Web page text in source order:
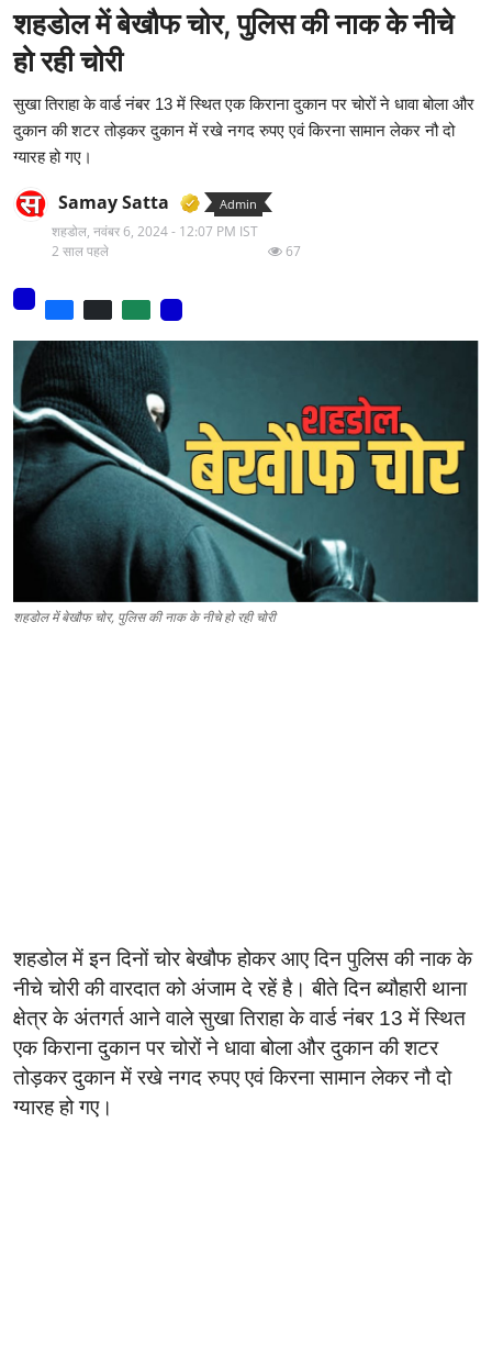
मनोरंजन
वीडियो
लाइफ स्टाइल
नौकरी
टिप्पणी - एक नया लेख
हिन्दी
शहडोल में बेखौफ चोर, पुलिस की नाक के नीचे
हो रही चोरी
सुखा तिराहा के वार्ड नंबर 13 में स्थित एक किराना दुकान पर चोरों ने धावा बोला और
दुकान की शटर तोड़कर दुकान में रखे नगद रुपए एवं किरना सामान लेकर नौ दो
ग्यारह हो गए।
Samay Satta Admin
शहडोल, नवंबर 6, 2024 - 12:07 PM IST
2 साल पहले
67
शहडोल में बेखौफ चोर, पुलिस की नाक के नीचे हो रही चोरी
शहडोल में इन दिनों चोर बेखौफ होकर आए दिन पुलिस की नाक के
नीचे चोरी की वारदात को अंजाम दे रहें है। बीते दिन ब्यौहारी थाना
क्षेत्र के अंतगर्त आने वाले सुखा तिराहा के वार्ड नंबर 13 में स्थित
एक किराना दुकान पर चोरों ने धावा बोला और दुकान की शटर
तोड़कर दुकान में रखे नगद रुपए एवं किरना सामान लेकर नौ दो
ग्यारह हो गए।